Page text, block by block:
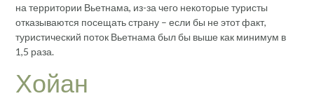
на территории Вьетнама, из-за чего некоторые туристы
отказываются посещать страну – если бы не этот факт,
туристический поток Вьетнама был бы выше как минимум в
1,5 раза.
Хойан